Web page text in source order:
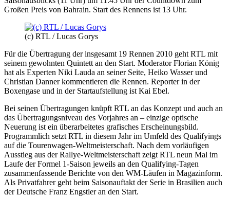
Großen Preis von Bahrain. Start des Rennens ist 13 Uhr.
(c) RTL / Lucas Gorys
Für die Übertragung der insgesamt 19 Rennen 2010 geht RTL mit
seinem gewohnten Quintett an den Start. Moderator Florian König
hat als Experten Niki Lauda an seiner Seite, Heiko Wasser und
Christian Danner kommentieren die Rennen. Reporter in der
Boxengase und in der Startaufstellung ist Kai Ebel.
Bei seinen Übertragungen knüpft RTL an das Konzept und auch an
das Übertragungsniveau des Vorjahres an – einzige optische
Neuerung ist ein überarbeitetes grafisches Erscheinungsbild.
Programmlich setzt RTL in diesem Jahr im Umfeld des Qualifyings
auf die Tourenwagen-Weltmeisterschaft. Nach dem vorläufigen
Ausstieg aus der Rallye-Weltmeisterschaft zeigt RTL neun Mal im
Laufe der Formel 1-Saison jeweils an den Qualifying-Tagen
zusammenfassende Berichte von den WM-Läufen in Magazinform.
Als Privatfahrer geht beim Saisonauftakt der Serie in Brasilien auch
der Deutsche Franz Engstler an den Start.